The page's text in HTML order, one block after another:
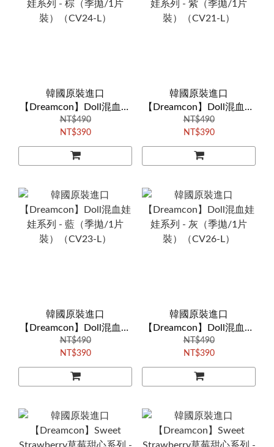
韓國原裝進口
【Dreamcon】Doll混血娃
娃系列 - 棕（季拋/1片
裝）（CV24-L）
NT$490
NT$390
韓國原裝進口
【Dreamcon】Doll混血娃
娃系列 - 紫（季拋/1片
裝）（CV21-L）
NT$490
NT$390
韓國原裝進口
【Dreamcon】Doll混血娃
娃系列 - 藍（季拋/1片
裝）（CV23-L）
NT$490
NT$390
韓國原裝進口
【Dreamcon】Doll混血娃
娃系列 - 灰（季拋/1片
裝）（CV26-L）
NT$490
NT$390